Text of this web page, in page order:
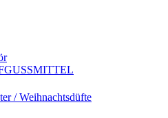
/ Weihnachtsdüfte